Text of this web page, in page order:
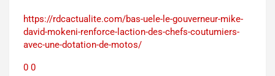
https://rdcactualite.com/bas-uele-le-gouverneur-mike-
david-mokeni-renforce-laction-des-chefs-coutumiers-
avec-une-dotation-de-motos/
0 0